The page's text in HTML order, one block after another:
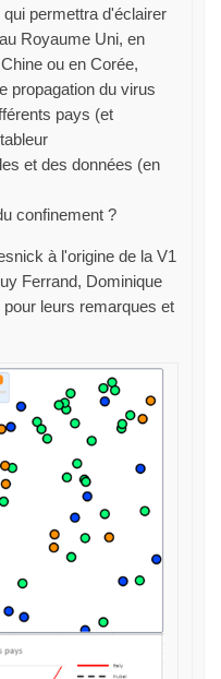
permettra d'éclairer
Royaume Uni, en
ou en Corée,
propagation du virus
pays (et
et des données (en
confinement ?
à l'origine de la V1
Ferrand, Dominique
leurs remarques et